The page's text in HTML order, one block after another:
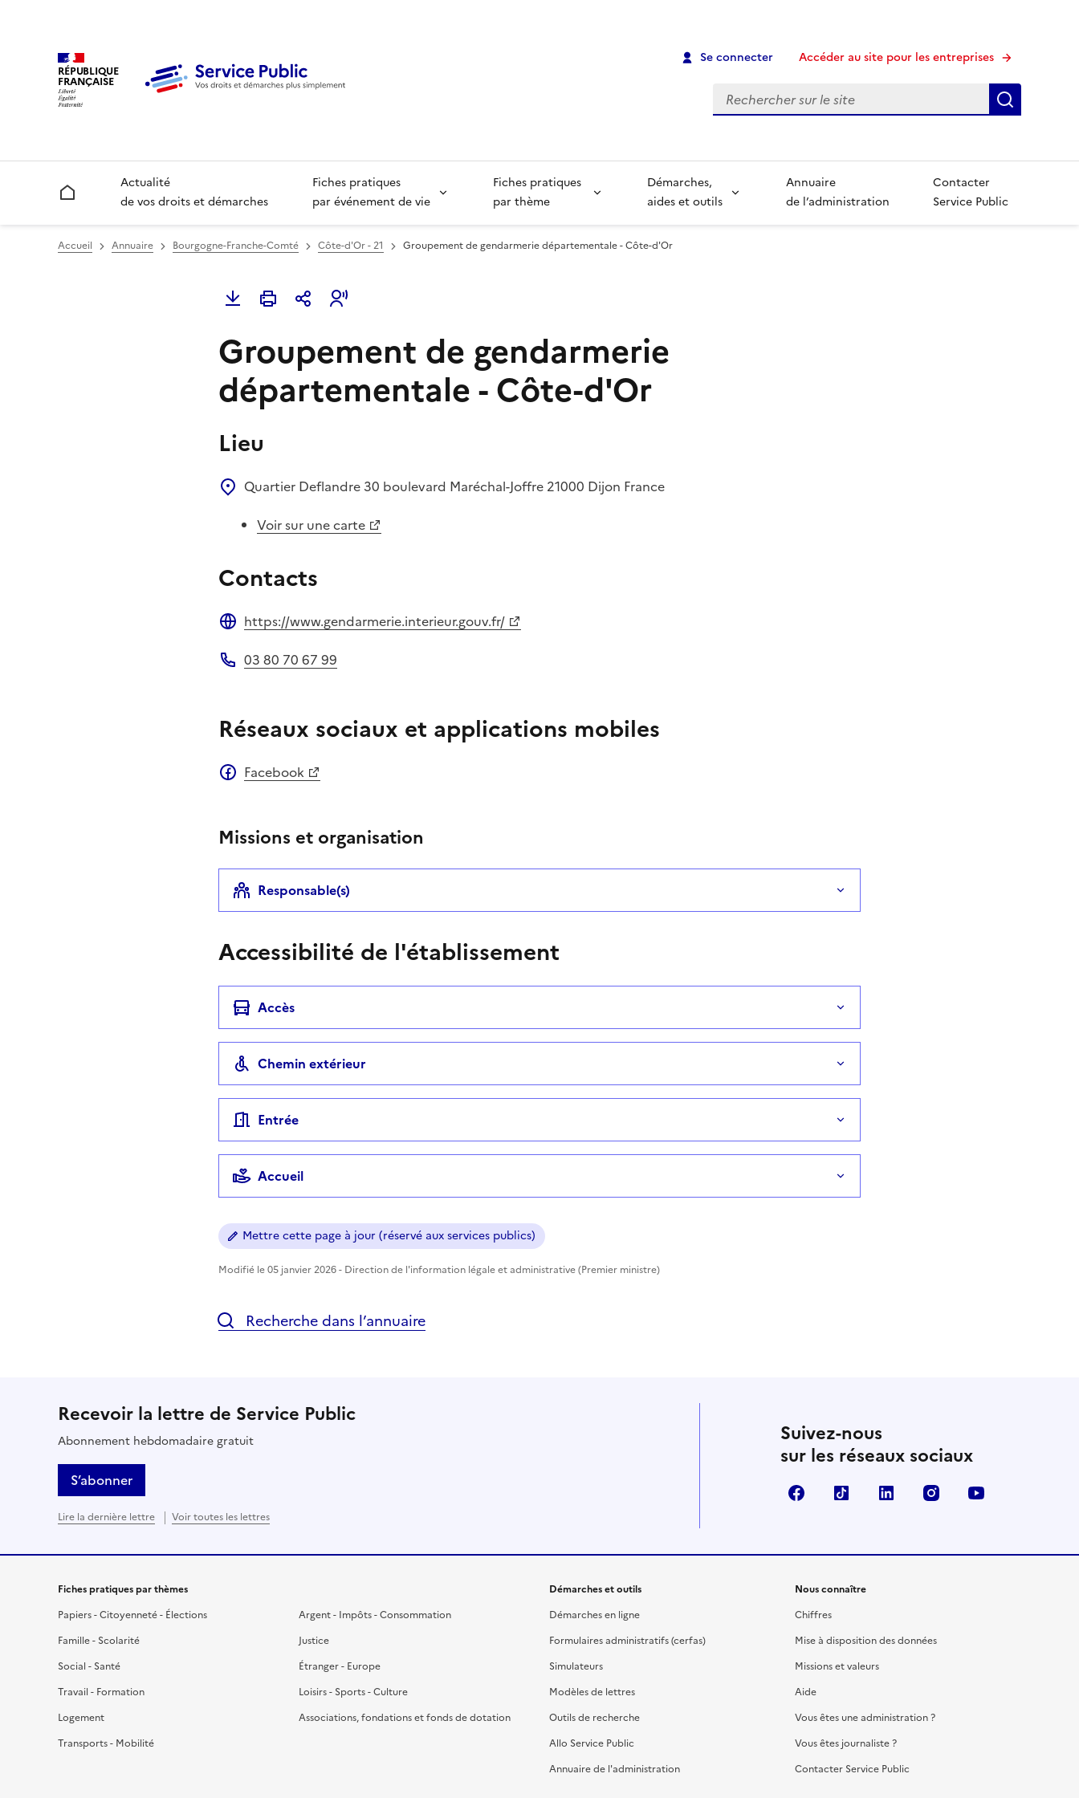
RÉPUBLIQUE
FRANÇAISE
Se connecter Accéder au site pour les entreprises
Recherche
Accueil
Actualité
de vos droits et démarches
Fiches pratiques
par événement de vie
Fiches pratiques
par thème
Démarches,
aides et outils
Annuaire
de l’administration
Contacter
Service Public
Accueil Annuaire Bourgogne-Franche-Comté Côte-d'Or - 21 Groupement de gendarmerie départementale - Côte-d'Or
Groupement de gendarmerie
départementale - Côte-d'Or
Lieu
Quartier Deflandre 30 boulevard Maréchal-Joffre 21000 Dijon France
Voir sur une carte
Contacts
https://www.gendarmerie.interieur.gouv.fr/
03 80 70 67 99
Réseaux sociaux et applications mobiles
Facebook
Missions et organisation
Responsable(s)
Accessibilité de l'établissement
Accès
Chemin extérieur
Entrée
Accueil
Mettre cette page à jour (réservé aux services publics)
Modifié le 05 janvier 2026 - Direction de l'information légale et administrative (Premier ministre)
Recherche dans l’annuaire
Recevoir la lettre de Service Public
Abonnement hebdomadaire gratuit
S’abonner
Lire la dernière lettre Voir toutes les lettres
Suivez-nous
sur les réseaux sociaux
FacebookTikTok LinkedIn Instagram
Fiches pratiques par thèmes
Papiers - Citoyenneté - Élections
Famille - Scolarité
Social - Santé
Travail - Formation
Logement
Transports - Mobilité
Argent - Impôts - Consommation
Justice
Étranger - Europe
Loisirs - Sports - Culture
Associations, fondations et fonds de dotation
Démarches et outils
Démarches en ligne
Formulaires administratifs (cerfas)
Simulateurs
Modèles de lettres
Outils de recherche
Allo Service Public
Annuaire de l'administration
Nous connaître
Chiffres
Mise à disposition des données
Missions et valeurs
Aide
Vous êtes une administration ?
Vous êtes journaliste ?
Contacter Service Public